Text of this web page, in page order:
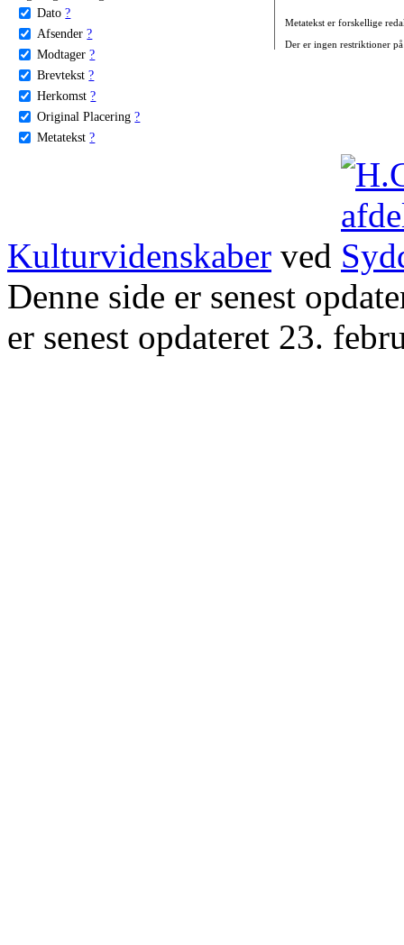
Dato ?
Afsender ?
Modtager ?
Brevtekst ?
Herkomst ?
Original Placering ?
Metatekst ?
Metatekst er forskellige
Der er ingen restriktioner
Kulturvidenskaber ved
Denne side er senest
er senest opdateret 23.